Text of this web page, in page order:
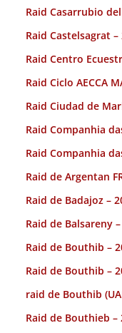
Raid Casarrubio
Raid Castelsagrat –
Raid Centro
Raid Ciclo AECCA
Raid Ciudad de
Raid Companhia
Raid Companhia
Raid de Argentan
Raid de Badajoz –
Raid de Balsareny
Raid de Bouthib –
Raid de Bouthib –
raid de Bouthib
Raid de Bouthieb –